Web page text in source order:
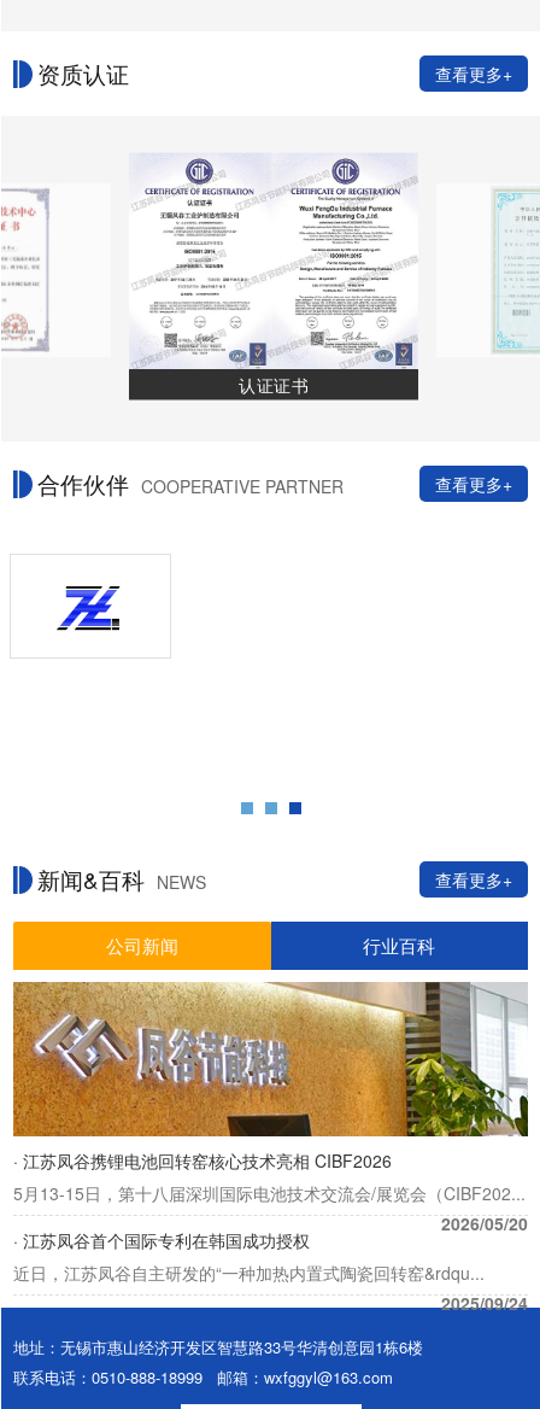
资质认证 查看更多+
认证证书
合作伙伴 COOPERATIVE PARTNER 查看更多+
新闻&百科 NEWS 查看更多+
公司新闻 行业百科
· 江苏凤谷携锂电池回转窑核心技术亮相 CIBF2026
5月13-15日，第十八届深圳国际电池技术交流会/展览会（CIBF202...
2026/05/20
· 江苏凤谷首个国际专利在韩国成功授权
近日，江苏凤谷自主研发的“一种加热内置式陶瓷回转窑&rdqu...
2025/09/24
地址：无锡市惠山经济开发区智慧路33号华清创意园1栋6楼
联系电话：0510-888-18999 邮箱：wxfggyl@163.com